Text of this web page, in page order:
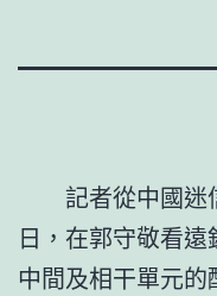
記者從中國迷
日，在郭守敬看
中間及相干單元